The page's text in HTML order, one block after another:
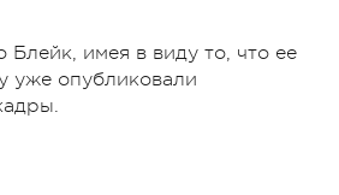
Блейк, имея в виду то, что ее
уже опубликовали